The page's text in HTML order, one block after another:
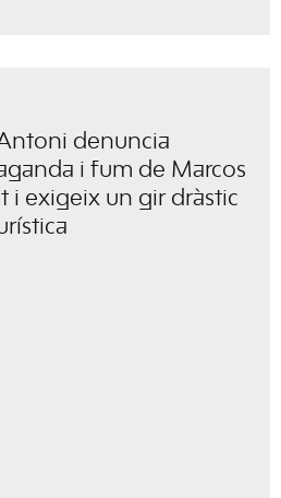
denuncia
i fum de Marcos
i exigeix un gir dràstic